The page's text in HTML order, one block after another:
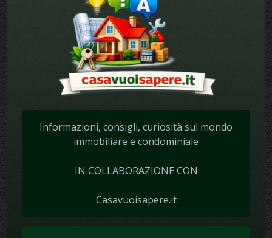
Informazioni, consigli, curiosità sul mondo
immobiliare e condominiale
IN COLLABORAZIONE CON
Casavuoisapere.it